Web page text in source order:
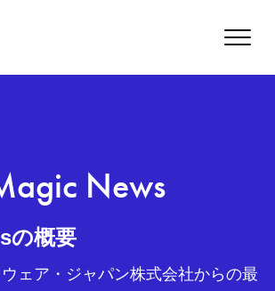
Toggle
News
の概要
ェア・ジャパン株式会社からの最